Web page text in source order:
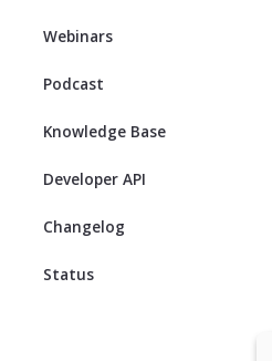
Webinars
Podcast
Knowledge Base
Developer API
Changelog
Status